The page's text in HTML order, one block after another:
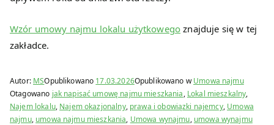
Wzór umowy najmu lokalu użytkowego znajduje się w tej
zakładce.
Autor: MSOpublikowano 17.03.2026Opublikowano wUmowa najmu
Otagowano jak napisać umowę najmu mieszkania, Lokal mieszkalny,
Najem lokalu, Najem okazjonalny, prawa i obowiązki najemcy, Umowa
najmu, umowa najmu mieszkania, Umowa wynajmu, umowa wynajmu